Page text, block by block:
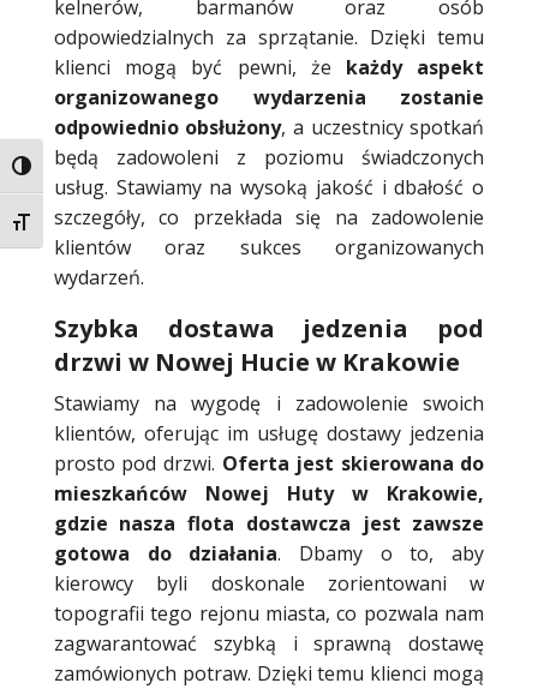
Toggle High Contrast
Toggle Font size
kelnerów, barmanów oraz osób
odpowiedzialnych za sprzątanie. Dzięki temu
klienci mogą być pewni, że każdy aspekt
organizowanego wydarzenia zostanie
odpowiednio obsłużony, a uczestnicy spotkań
będą zadowoleni z poziomu świadczonych
usług. Stawiamy na wysoką jakość i dbałość o
szczegóły, co przekłada się na zadowolenie
klientów oraz sukces organizowanych
wydarzeń.
Szybka dostawa jedzenia pod
drzwi w Nowej Hucie w Krakowie
Stawiamy na wygodę i zadowolenie swoich
klientów, oferując im usługę dostawy jedzenia
prosto pod drzwi. Oferta jest skierowana do
mieszkańców Nowej Huty w Krakowie,
gdzie nasza flota dostawcza jest zawsze
gotowa do działania. Dbamy o to, aby
kierowcy byli doskonale zorientowani w
topografii tego rejonu miasta, co pozwala nam
zagwarantować szybką i sprawną dostawę
zamówionych potraw. Dzięki temu klienci mogą